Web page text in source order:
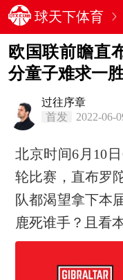
球天下体育
欧国联前瞻直
分童子难求一
过往序章
首发
2022-06-
北京时间6月10
轮比赛，直布罗
队都渴望拿下本
鹿死谁手？且看